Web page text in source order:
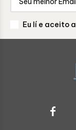
Eu lí e aceito a